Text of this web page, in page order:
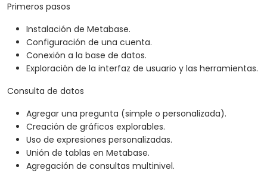
Primeros pasos
Instalación de Metabase.
Configuración de una cuenta.
Conexión a la base de datos.
Exploración de la interfaz de usuario y las herramientas.
Consulta de datos
Agregar una pregunta (simple o personalizada).
Creación de gráficos explorables.
Uso de expresiones personalizadas.
Unión de tablas en Metabase.
Agregación de consultas multinivel.